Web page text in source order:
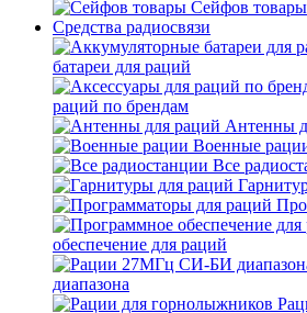
Сейфов товары
Средства радиосвязи
батареи для раций
раций по брендам
Антенны
Военные
Все
обеспечение для раций
диапазона